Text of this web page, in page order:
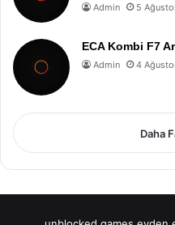
Admin 5
ECA Kombi F7
Admin 4
Daha